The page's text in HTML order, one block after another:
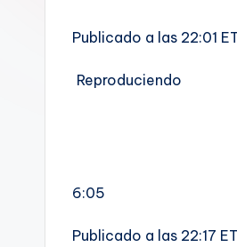
Publicado a las 22:01
Reproduciendo
6:05
Publicado a las 22:17